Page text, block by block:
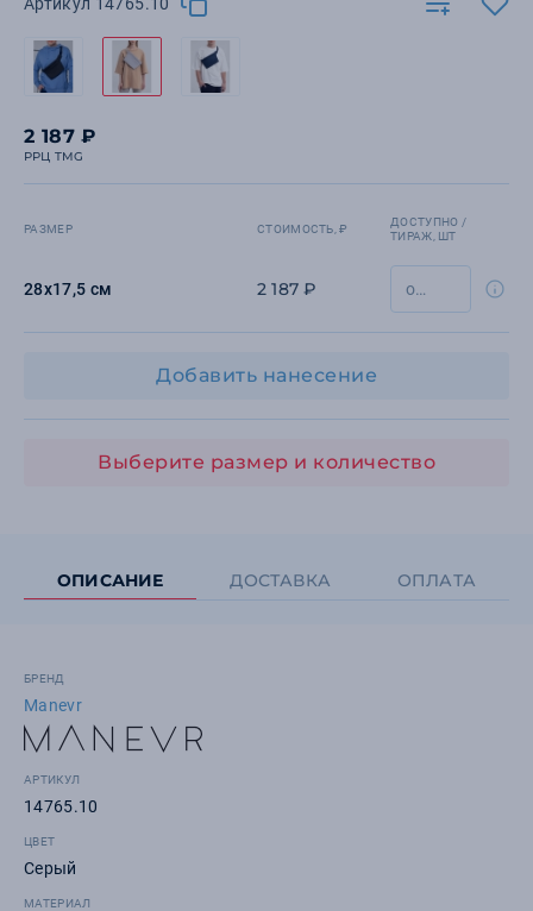
2 187 ₽
РРЦ TMG
РАЗМЕР СТОИМОСТЬ, ₽
ДОСТУПНО /
ТИРАЖ, ШТ
28х17,5 см 2 187 ₽
Добавить нанесение
Выберите размер и количество
ОПИСАНИЕ ДОСТАВКА ОПЛАТА
БРЕНД
Manevr
АРТИКУЛ
14765.10
ЦВЕТ
Серый
МАТЕРИАЛ